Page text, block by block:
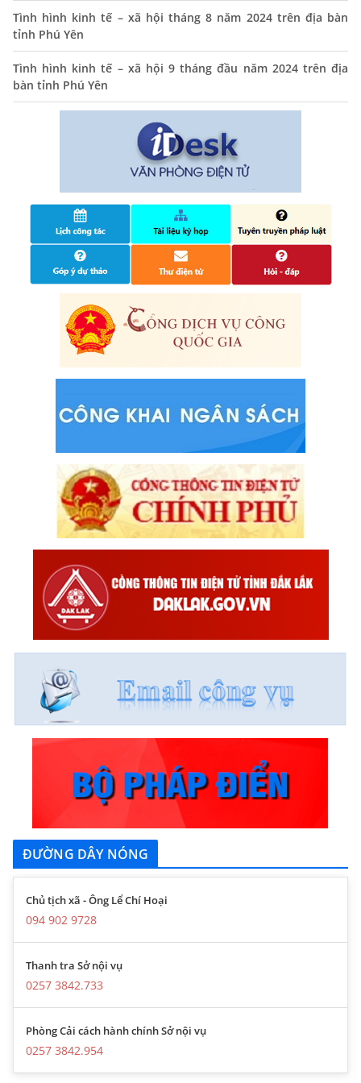
THÔNG BÁO Niêm yết danh mục dịch vụ công trực tuyến
toàn trình trên Hệ thống thông tin giải quyết thủ tục
hành chính tỉnh Phú Yên
14/10/2024
Quyết định công bố nhóm thủ tục hành chính liên thông
điện tử, khai sinh, cấp thẻ bảo hiểm y tế trẻ em dưới 6
tuổi, đăng ký tạm trú
25/06/2024
Tình hình kinh tế – xã hội tháng 8 năm 2024 trên địa bàn
tỉnh Phú Yên
Tình hình kinh tế – xã hội 9 tháng đầu năm 2024 trên địa
bàn tỉnh Phú Yên
ĐƯỜNG DÂY NÓNG
Chủ tịch xã - Ông Lể Chí Hoại
094 902 9728
Thanh tra Sở nội vụ
0257 3842.733
Phòng Cải cách hành chính Sở nội vụ
0257 3842.954